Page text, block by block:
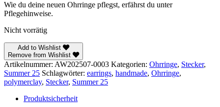
Wie du deine neuen Ohrringe pflegst, erfährst du unter
Pflegehinweise.
Nicht vorrätig
Add to Wishlist
Remove from Wishlist
Artikelnummer: AW202507-0003 Kategorien: Ohrringe, Stecker,
Summer 25 Schlagwörter: earrings, handmade, Ohrringe,
polymerclay, Stecker, Summer 25
Produktsicherheit